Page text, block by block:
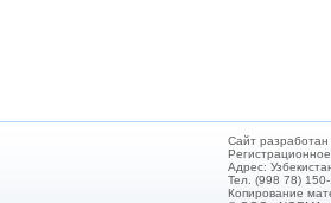
Сайт разработан
Адрес:
Тел. (998 78)
Копирование